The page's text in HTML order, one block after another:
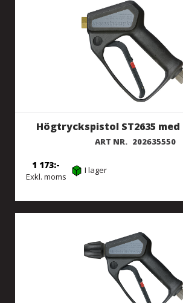
Högtryckspistol ST2635
ART NR. 202635550
Exkl. moms
1 173 I lager